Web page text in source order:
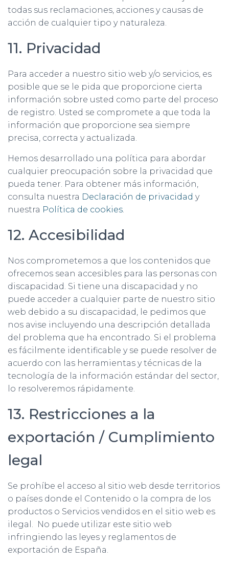
todas sus reclamaciones, acciones y causas de
acción de cualquier tipo y naturaleza.
11. Privacidad
Para acceder a nuestro sitio web y/o servicios, es
posible que se le pida que proporcione cierta
información sobre usted como parte del proceso
de registro. Usted se compromete a que toda la
información que proporcione sea siempre
precisa, correcta y actualizada.
Hemos desarrollado una política para abordar
cualquier preocupación sobre la privacidad que
pueda tener. Para obtener más información,
consulta nuestra Declaración de privacidad y
nuestra Política de cookies.
12. Accesibilidad
Nos comprometemos a que los contenidos que
ofrecemos sean accesibles para las personas con
discapacidad. Si tiene una discapacidad y no
puede acceder a cualquier parte de nuestro sitio
web debido a su discapacidad, le pedimos que
nos avise incluyendo una descripción detallada
del problema que ha encontrado. Si el problema
es fácilmente identificable y se puede resolver de
acuerdo con las herramientas y técnicas de la
tecnología de la información estándar del sector,
lo resolveremos rápidamente.
13. Restricciones a la
exportación / Cumplimiento
legal
Se prohíbe el acceso al sitio web desde territorios
o países donde el Contenido o la compra de los
productos o Servicios vendidos en el sitio web es
ilegal. No puede utilizar este sitio web
infringiendo las leyes y reglamentos de
exportación de España.